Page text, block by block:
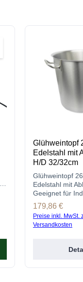
Glühweintopf
Edelstahl mit
H/D 32/32cm
Glühweintopf
Edelstahl mit
Geeignet für
Gas.
Regulärer Preis:
179,86 €
Preise inkl. MwSt.
Versandkosten